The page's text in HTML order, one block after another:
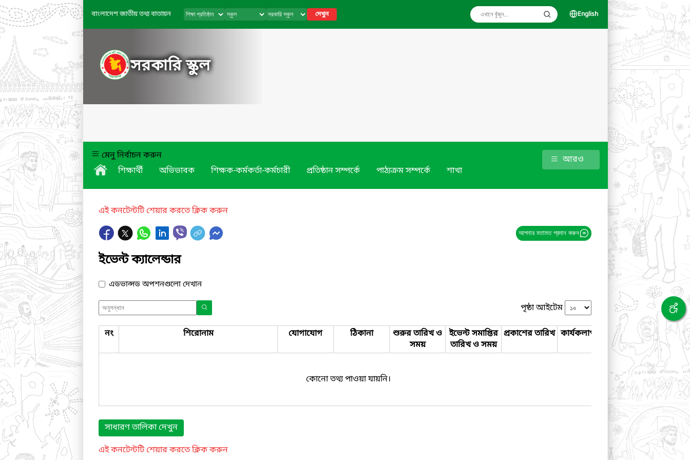
বাংলাদেশ জাতীয় তথ্য বাতায়ন দেখুন English
সরকারি স্কুল
মেনু নির্বাচন করুন
শিক্ষার্থী
অভিভাবক শিক্ষক-কর্মকর্তা-কর্মচারী প্রতিষ্ঠান সম্পর্কে পাঠ্যক্রম সম্পর্কে শাখা
আরও
এই কনটেন্টটি শেয়ার করতে ক্লিক করুন
আপনার মতামত প্রদান করুন
ইভেন্ট ক্যালেন্ডার
এডভান্সড অপশনগুলো দেখান
পৃষ্ঠা আইটেম
নং শিরোনাম যোগাযোগ ঠিকানা
শুরুর তারিখ ও
সময়
ইভেন্ট সমাপ্তির
তারিখ ও সময়
প্রকাশের তারিখ কার্যকলাপ
কোনো তথ্য পাওয়া যায়নি।
সাধারণ তালিকা দেখুন
এই কনটেন্টটি শেয়ার করতে ক্লিক করুন